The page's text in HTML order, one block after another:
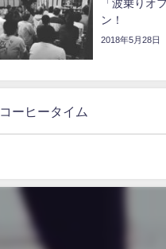
「波乗りオ
ン！
2018年5月28日
コーヒータイム